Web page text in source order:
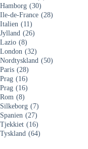
Hamborg (30)
Ile-de-France (28)
Italien (11)
Jylland (26)
Lazio (8)
London (32)
Nordtyskland (50)
Paris (28)
Prag (16)
Prag (16)
Rom (8)
Silkeborg (7)
Spanien (27)
Tjekkiet (16)
Tyskland (64)